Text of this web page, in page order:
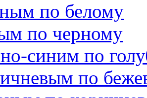
по белому
по черному
синим по
по